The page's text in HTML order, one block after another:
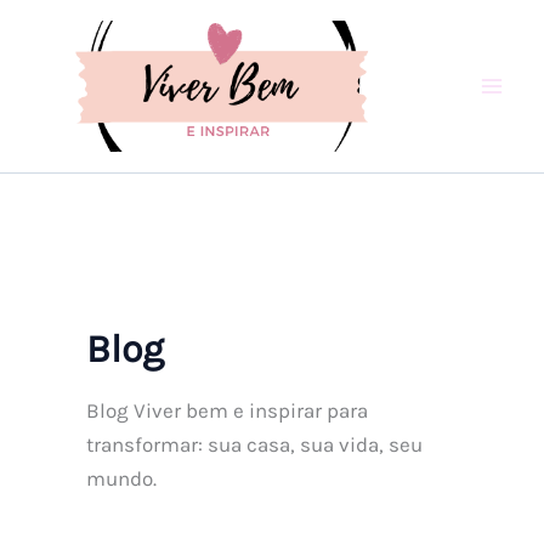
conteúdo
Blog
Blog Viver bem e inspirar para
transformar: sua casa, sua vida, seu
mundo.